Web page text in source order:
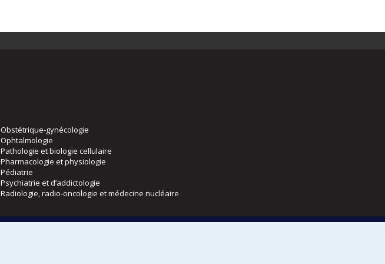
Obstétrique-gynécologie
Ophtalmologie
Pathologie et biologie cellulaire
Pharmacologie et physiologie
Pédiatrie
Psychiatrie et d’addictologie
Radiologie, radio-oncologie et médecine nucléaire